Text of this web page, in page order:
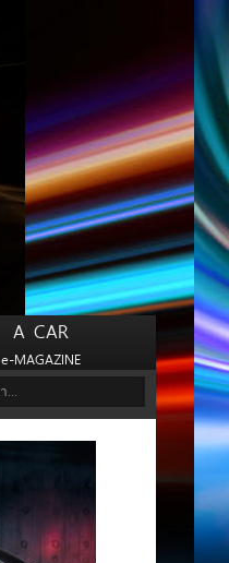
A CAR
e-MAGAZINE